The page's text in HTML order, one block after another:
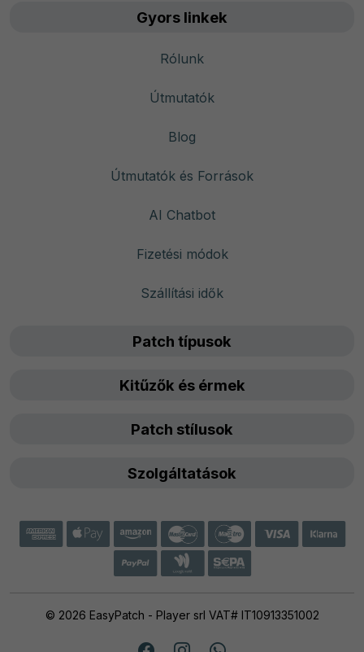
Gyors linkek
Rólunk
Útmutatók
Blog
Útmutatók és Források
AI Chatbot
Fizetési módok
Szállítási idők
Patch típusok
Kitűzők és érmek
Patch stílusok
Szolgáltatások
© 2026 EasyPatch - Player srl VAT# IT10913351002